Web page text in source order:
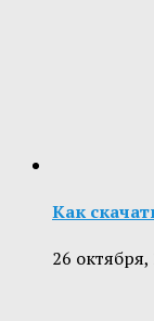
Как
26 октября,